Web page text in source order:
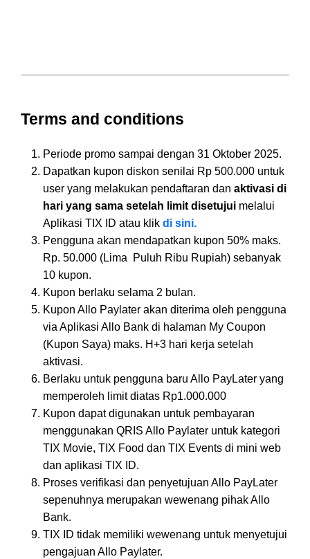
Terms and conditions
Periode promo sampai dengan 31 Oktober 2025.
⁠Dapatkan kupon diskon senilai Rp 500.000 untuk
user yang melakukan pendaftaran dan aktivasi di
hari yang sama setelah limit disetujui melalui
Aplikasi TIX ID atau klik di sini.
Pengguna akan mendapatkan kupon 50% maks.
Rp. 50.000 (Lima Puluh Ribu Rupiah) sebanyak
10 kupon. ⁠
Kupon berlaku selama 2 bulan.
Kupon Allo Paylater akan diterima oleh pengguna
via Aplikasi Allo Bank di halaman My Coupon
(Kupon Saya) maks. H+3 hari kerja setelah
aktivasi.
Berlaku untuk pengguna baru Allo PayLater yang
memperoleh limit diatas Rp1.000.000
Kupon dapat digunakan untuk pembayaran
menggunakan QRIS Allo Paylater untuk kategori
TIX Movie, TIX Food dan TIX Events di mini web
dan aplikasi TIX ID.
Proses verifikasi dan penyetujuan Allo PayLater
sepenuhnya merupakan wewenang pihak Allo
Bank.
TIX ID tidak memiliki wewenang untuk menyetujui
pengajuan Allo Paylater.